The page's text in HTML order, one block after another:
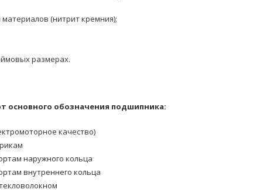
(нитрит кремния);
размерах.
основного обозначения подшипника:
качество)
наружного кольца
внутреннего кольца